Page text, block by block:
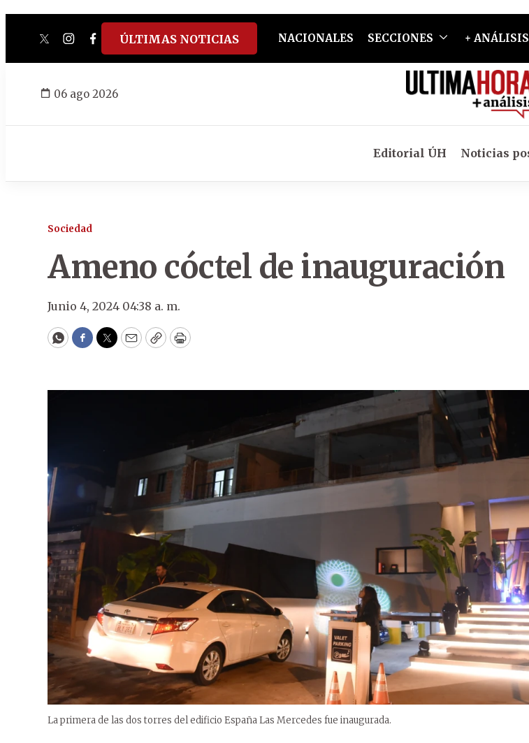
twitterinstagram
facebook
tiktokyoutube
spotify
ÚLTIMAS NOTICIAS NACIONALES SECCIONES + ANÁLISIS
06 ago 2026
Editorial ÚH Noticias
Sociedad
Ameno cóctel de inauguración
Junio 4, 2024 04:38 a. m.
WhatsApp
Facebook
Twitter
EmailCopyPrint
La primera de las dos torres del edificio España Las Mercedes fue inaugurada.